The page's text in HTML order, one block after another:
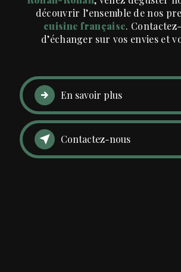
découvrir l’ensemble de nos
cuisine française.
d’échanger sur vos envies et
En savoir plus
Contactez-nous